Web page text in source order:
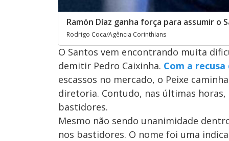
Ramón Díaz ganha força para assumir o
Rodrigo Coca/Agência Corinthians
O Santos vem encontrando muita
demitir Pedro Caixinha. Com a
escassos no mercado, o Peixe
diretoria. Contudo, nas últimas
bastidores.
Mesmo não sendo unanimidade
nos bastidores. O nome foi uma